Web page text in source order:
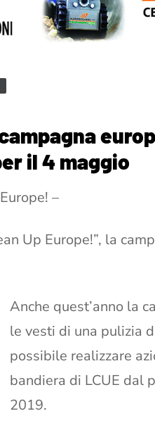
il 4 maggio
–
Up Europe!”, la
Anche quest’anno la
le vesti di una pulizia
possibile realizzare
bandiera di LCUE dal
2019.